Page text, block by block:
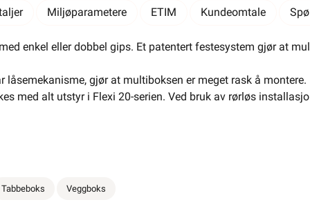
Din butikk
Belysning Varme Hjem & Fritid
Miljøparametere ETIM Kundeomtale
enkel eller dobbel gips. Et patentert festesystem gjør at
låsemekanisme, gjør at multiboksen er meget rask å montere.
med alt utstyr i Flexi 20-serien. Ved bruk av rørløs
Tabbeboks Veggboks